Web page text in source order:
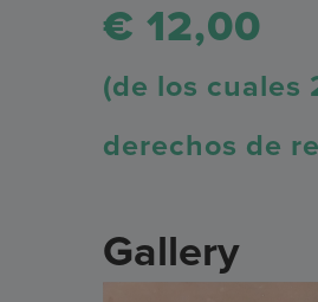
€ 12,00
(de los cuales
derechos de
Gallery